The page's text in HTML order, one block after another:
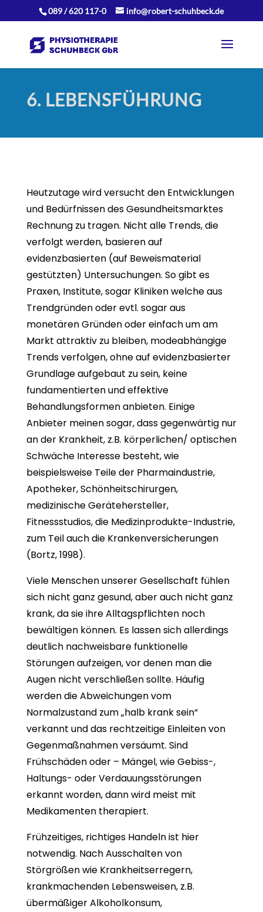
089 / 620 117-0 info@robert-schuhbeck.de
6. LEBENSFÜHRUNG
Heutzutage wird versucht den Entwicklungen
und Bedürfnissen des Gesundheitsmarktes
Rechnung zu tragen. Nicht alle Trends, die
verfolgt werden, basieren auf
evidenzbasierten (auf Beweismaterial
gestützten) Untersuchungen. So gibt es
Praxen, Institute, sogar Kliniken welche aus
Trendgründen oder evtl. sogar aus
monetären Gründen oder einfach um am
Markt attraktiv zu bleiben, modeabhängige
Trends verfolgen, ohne auf evidenzbasierter
Grundlage aufgebaut zu sein, keine
fundamentierten und effektive
Behandlungsformen anbieten. Einige
Anbieter meinen sogar, dass gegenwärtig nur
an der Krankheit, z.B. körperlichen/ optischen
Schwäche Interesse besteht, wie
beispielsweise Teile der Pharmaindustrie,
Apotheker, Schönheitschirurgen,
medizinische Gerätehersteller,
Fitnessstudios, die Medizinprodukte-Industrie,
zum Teil auch die Krankenversicherungen
(Bortz, 1998).
Viele Menschen unserer Gesellschaft fühlen
sich nicht ganz gesund, aber auch nicht ganz
krank, da sie ihre Alltagspflichten noch
bewältigen können. Es lassen sich allerdings
deutlich nachweisbare funktionelle
Störungen aufzeigen, vor denen man die
Augen nicht verschließen sollte. Häufig
werden die Abweichungen vom
Normalzustand zum „halb krank sein“
verkannt und das rechtzeitige Einleiten von
Gegenmaßnahmen versäumt. Sind
Frühschäden oder – Mängel, wie Gebiss-,
Haltungs- oder Verdauungsstörungen
erkannt worden, dann wird meist mit
Medikamenten therapiert.
Frühzeitiges, richtiges Handeln ist hier
notwendig. Nach Ausschalten von
Störgrößen wie Krankheitserregern,
krankmachenden Lebensweisen, z.B.
übermäßiger Alkoholkonsum,